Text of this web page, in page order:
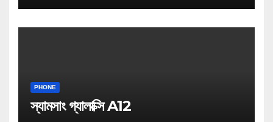
PHONE
স্যামসাং গ্যালাক্সি A12